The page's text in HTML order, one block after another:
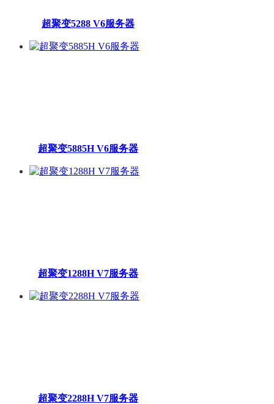
超聚变5288 V6服务器
超聚变5885H V6服务器
超聚变1288H V7服务器
超聚变2288H V7服务器